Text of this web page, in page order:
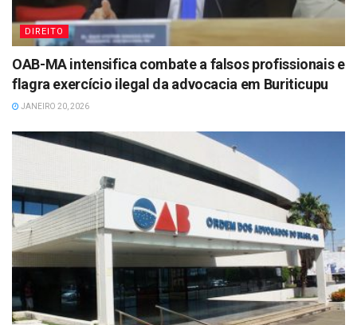
DIREITO
OAB-MA intensifica combate a falsos profissionais e
flagra exercício ilegal da advocacia em Buriticupu
JANEIRO 20, 2026